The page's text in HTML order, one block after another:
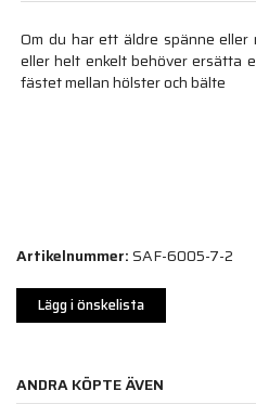
Om du har ett äldre spänne
eller helt enkelt behöver ersätta
fästet mellan hölster och bälte
Artikelnummer:SAF-6005-7-2
Lägg i önskelista
ANDRA KÖPTE ÄVEN